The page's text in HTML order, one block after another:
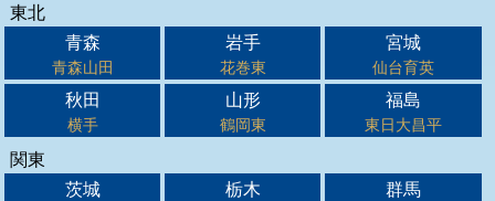
東北
青森
青森山田
岩手
花巻東
宮城
仙台育英
秋田
横手
山形
鶴岡東
福島
東日大昌平
関東
茨城
栃木 群馬